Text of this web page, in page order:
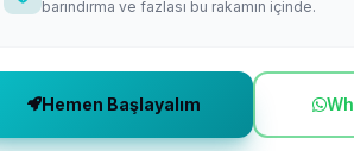
barındırma ve fazlası bu rakamın içinde.
Hemen Başlayalım